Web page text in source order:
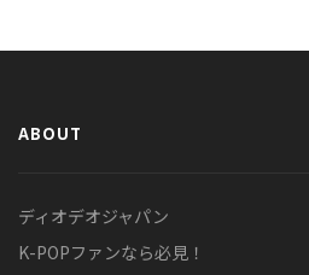
ABOUT
ディオデオジャパン
K-POPファンなら必見！